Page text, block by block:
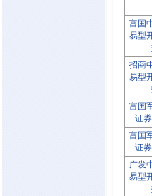
富国
易型
招商
易型
富国
证
富国
证
广发
易型